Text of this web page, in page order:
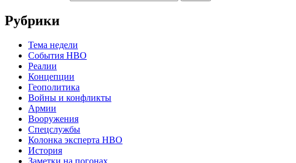
Рубрики
Тема недели
События НВО
Реалии
Концепции
Геополитика
Войны и конфликты
Армии
Вооружения
Спецслужбы
Колонка эксперта НВО
История